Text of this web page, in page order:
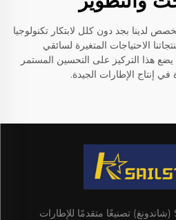
لدينا بجد دون كلل لابتكار تكنولوجيا
الاحتياجات المتغيرة لسائقي
هذا التركيز على التحسين المستمر
تقدم Sailstone (شاندونغ) تصنيعًا متقدمًا للإطارات